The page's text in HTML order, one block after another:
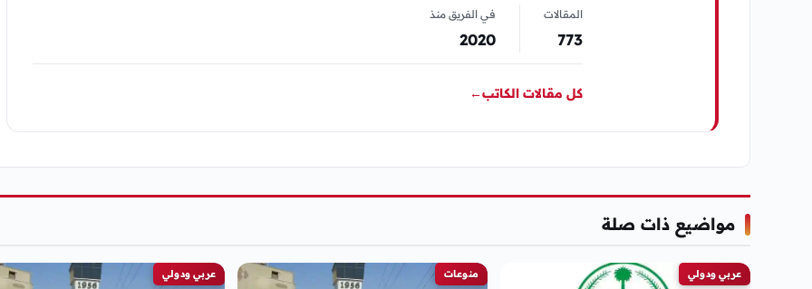
المقالات
773
في الفريق منذ
2020
كل مقالات الكاتب←
مواضيع ذات صلة
عربي ودولي منوعات عربي ودولي